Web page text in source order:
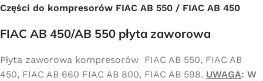
Części do kompresorów FIAC AB 550 / FIAC AB 450
FIAC AB 450/AB 550 płyta zaworowa
Płyta zaworowa kompresorów FIAC AB 550, FIAC AB
450, FIAC AB 660 FIAC AB 800, FIAC AB 598. UWAGA: W